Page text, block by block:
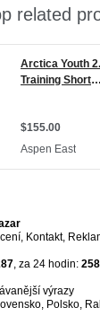
, Kontakt,
, za 24 hodin:
výrazy
, Polsko,